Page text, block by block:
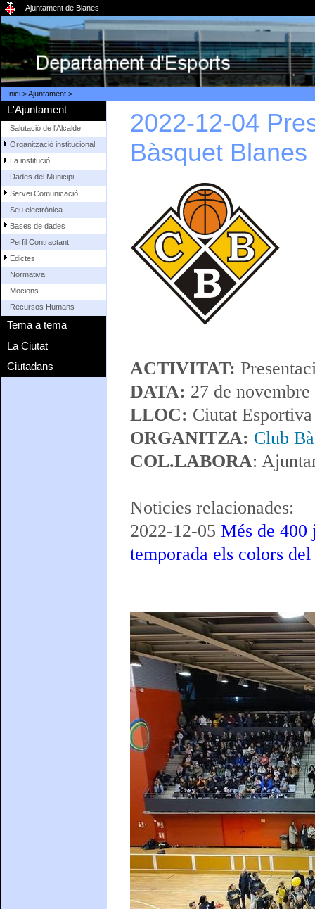
Ajuntament de Blanes
Inici>Ajuntament>
L'Ajuntament
Salutació de l'Alcalde
Organització institucional
La institució
Dades del Municipi
Servei Comunicació
Seu electrònica
Bases de dades
Perfil Contractant
Edictes
Normativa
Mocions
Recursos Humans
Tema a tema
La Ciutat
Ciutadans
2022-12-04
Bàsquet Blanes
ACTIVITAT:
DATA: 27 de novembre
LLOC: Ciutat
ORGANITZA: Club
COL.LABORA:
Noticies relacionades:
2022-12-05 Més de 400
temporada els colors